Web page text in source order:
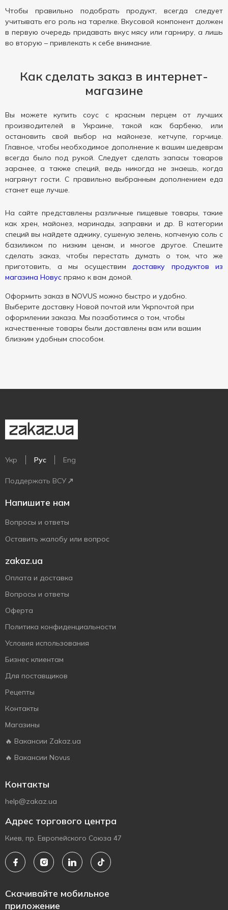
Чтобы правильно подобрать продукт, всегда следует
учитывать его роль на тарелке. Вкусовой компонент должен
в первую очередь придавать вкус мясу или гарниру, а лишь
во вторую – привлекать к себе внимание.
Как сделать заказ в интернет-
магазине
Вы можете купить соус с красным перцем от лучших
производителей в Украине, такой как барбекю, или
остановить свой выбор на майонезе, кетчупе, горчице.
Главное, чтобы необходимое дополнение к вашим шедеврам
всегда было под рукой. Следует сделать запасы товаров
заранее, а также специй, ведь никогда не знаешь, когда
нагрянут гости. С правильно выбранным дополнением еда
станет еще лучше.
На сайте представлены различные пищевые товары, такие
как хрен, майонез, маринады, заправки и др. В категории
специй вы найдете аджику, сушеную зелень, копченую соль с
базиликом по низким ценам, и многое другое. Спешите
сделать заказ, чтобы перестать думать о том, что же
приготовить, а мы осуществим доставку продуктов из
магазина Новус прямо к вам домой.
Оформить заказ в NOVUS можно быстро и удобно.
Выберите доставку Новой почтой или Укрпочтой при
оформлении заказа. Мы позаботимся о том, чтобы
качественные товары были доставлены вам или вашим
близким удобным способом.
Укр Рус Eng
Поддержать ВСУ
Напишите нам
Вопросы и ответы
Оставить жалобу или вопрос
zakaz.ua
Оплата и доставка
Вопросы и ответы
Оферта
Политика конфиденциальности
Условия использования
Бизнес клиентам
Для поставщиков
Рецепты
Контакты
Магазины
🔥 Вакансии Zakaz.ua
🔥 Вакансии Novus
Контакты
help@zakaz.ua
Адрес торгового центра
Киев, пр. Европейского Союза 47
Скачивайте мобильное
приложение